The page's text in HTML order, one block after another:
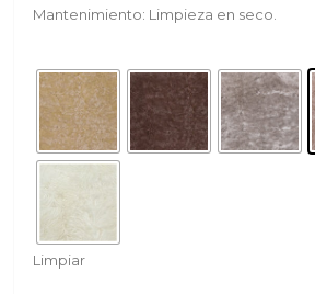
Mantenimiento: Limpieza en seco.
Limpiar